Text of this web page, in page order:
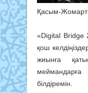
Қасым-Жомарт
«Digital Bridge
қош
жиынға
білдіремін.